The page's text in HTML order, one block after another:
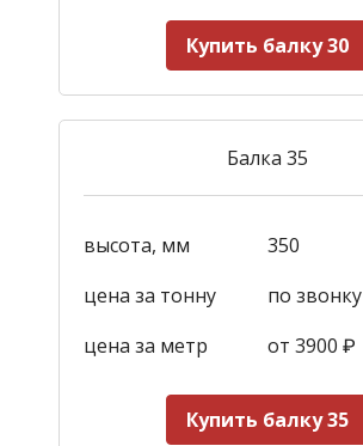
Купить балку 30
Балка 35
высота, мм
350
цена за тонну
по звонку
цена за метр
от 3900 ₽
Купить балку 35